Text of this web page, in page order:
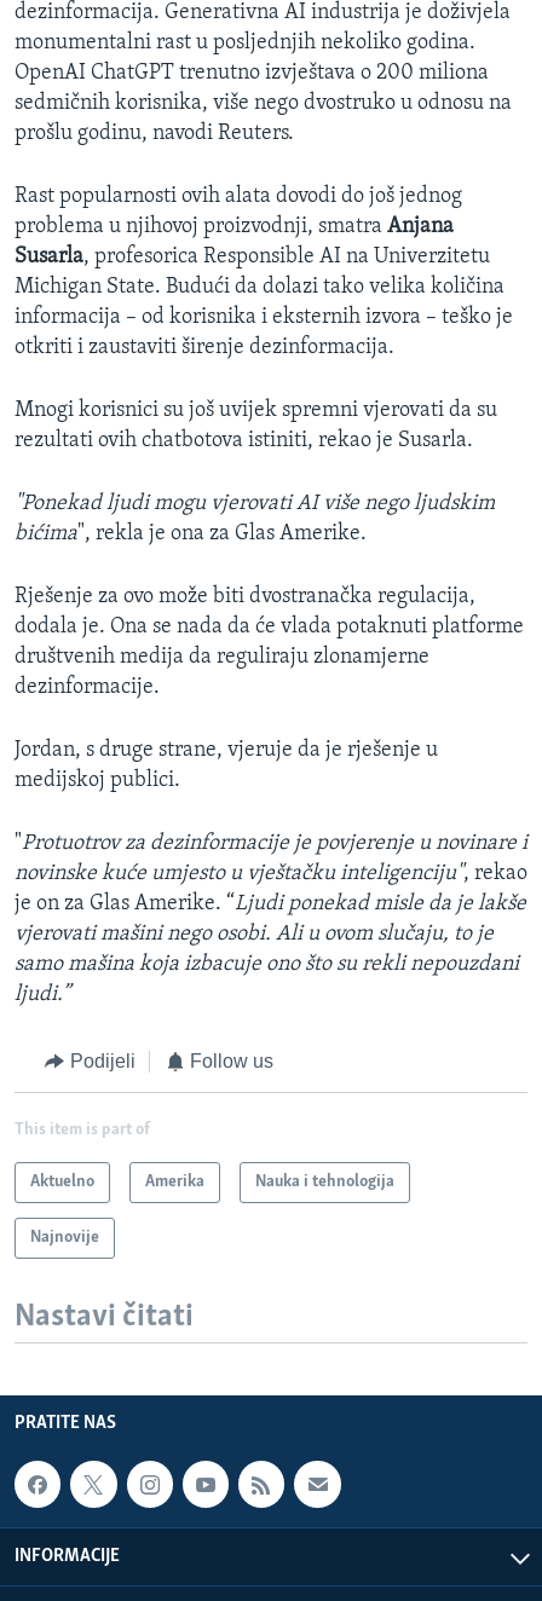
dezinformacija. Generativna AI industrija je doživjela
monumentalni rast u posljednjih nekoliko godina.
OpenAI ChatGPT trenutno izvještava o 200 miliona
sedmičnih korisnika, više nego dvostruko u odnosu na
prošlu godinu, navodi Reuters.
Rast popularnosti ovih alata dovodi do još jednog
problema u njihovoj proizvodnji, smatra Anjana
Susarla, profesorica Responsible AI na Univerzitetu
Michigan State. Budući da dolazi tako velika količina
informacija – od korisnika i eksternih izvora – teško je
otkriti i zaustaviti širenje dezinformacija.
Mnogi korisnici su još uvijek spremni vjerovati da su
rezultati ovih chatbotova istiniti, rekao je Susarla.
"Ponekad ljudi mogu vjerovati AI više nego ljudskim
bićima", rekla je ona za Glas Amerike.
Rješenje za ovo može biti dvostranačka regulacija,
dodala je. Ona se nada da će vlada potaknuti platforme
društvenih medija da reguliraju zlonamjerne
dezinformacije.
Jordan, s druge strane, vjeruje da je rješenje u
medijskoj publici.
"Protuotrov za dezinformacije je povjerenje u novinare i
novinske kuće umjesto u vještačku inteligenciju", rekao
je on za Glas Amerike. “Ljudi ponekad misle da je lakše
vjerovati mašini nego osobi. Ali u ovom slučaju, to je
samo mašina koja izbacuje ono što su rekli nepouzdani
ljudi.”
Podijeli Follow us
This item is part of
Aktuelno Amerika Nauka i tehnologija
Najnovije
Nastavi čitati
PRATITE NAS
INFORMACIJE